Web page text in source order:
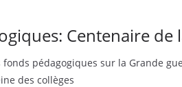
Centenaire
pédagogiques sur la Grande
des collèges